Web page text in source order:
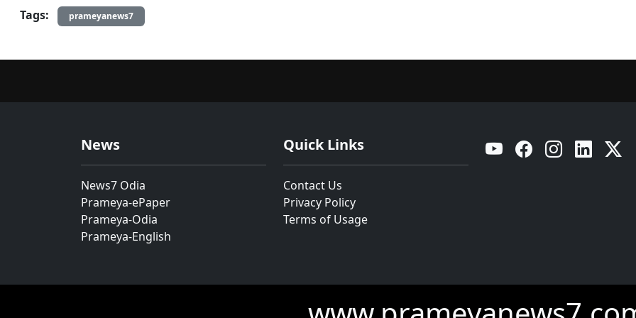
Tags: prameyanews7
News
News7 Odia
Prameya-ePaper
Prameya-Odia
Prameya-English
Quick Links
Contact Us
Privacy Policy
Terms of Usage
YouTube Facebook Instagram